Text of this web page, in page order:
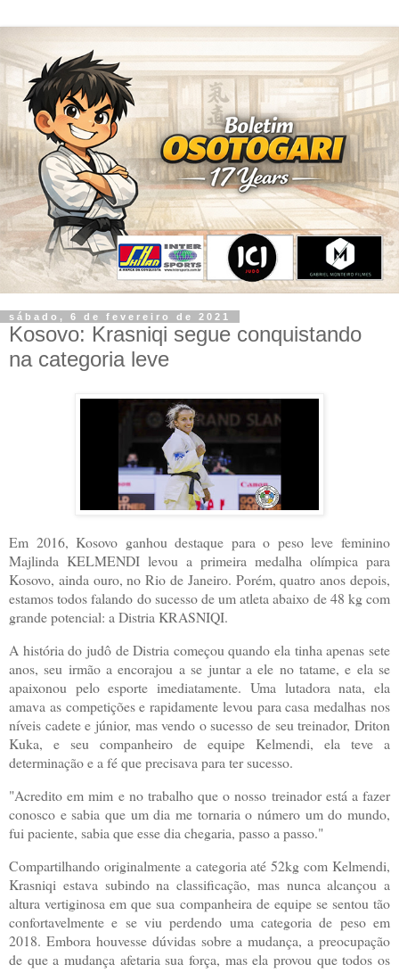
sábado, 6 de fevereiro de 2021
Kosovo: Krasniqi segue conquistando
na categoria leve
Em 2016, Kosovo ganhou destaque para o peso leve feminino
Majlinda KELMENDI levou a primeira medalha olímpica para
Kosovo, ainda ouro, no Rio de Janeiro. Porém, quatro anos depois,
estamos todos falando do sucesso de um atleta abaixo de 48 kg com
grande potencial: a Distria KRASNIQI.
A história do judô de Distria começou quando ela tinha apenas sete
anos, seu irmão a encorajou a se juntar a ele no tatame, e ela se
apaixonou pelo esporte imediatamente. Uma lutadora nata, ela
amava as competições e rapidamente levou para casa medalhas nos
níveis cadete e júnior, mas vendo o sucesso de seu treinador, Driton
Kuka, e seu companheiro de equipe Kelmendi, ela teve a
determinação e a fé que precisava para ter sucesso.
"Acredito em mim e no trabalho que o nosso treinador está a fazer
conosco e sabia que um dia me tornaria o número um do mundo,
fui paciente, sabia que esse dia chegaria, passo a passo."
Compartilhando originalmente a categoria até 52kg com Kelmendi,
Krasniqi estava subindo na classificação, mas nunca alcançou a
altura vertiginosa em que sua companheira de equipe se sentou tão
confortavelmente e se viu perdendo uma categoria de peso em
2018. Embora houvesse dúvidas sobre a mudança, a preocupação
de que a mudança afetaria sua força, mas ela provou que todos os